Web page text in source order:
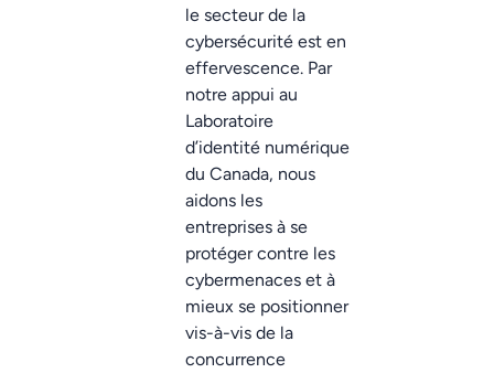
le secteur de la
cybersécurité est en
effervescence. Par
notre appui au
Laboratoire
d’identité numérique
du Canada, nous
aidons les
entreprises à se
protéger contre les
cybermenaces et à
mieux se positionner
vis-à-vis de la
concurrence